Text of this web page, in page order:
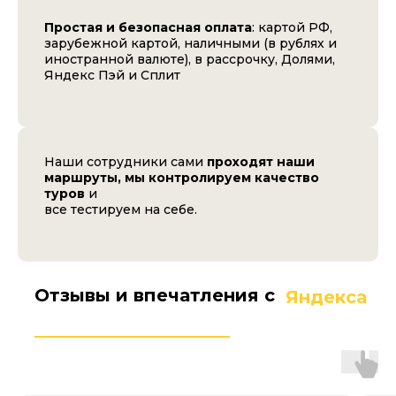
Простая и безопасная оплата: картой РФ,
зарубежной картой, наличными (в рублях и
иностранной валюте), в рассрочку, Долями,
Яндекс Пэй и Сплит
Наши сотрудники сами проходят наши
маршруты, мы контролируем качество
туров и
все тестируем на себе.
Отзывы и впечатления с Яндекса